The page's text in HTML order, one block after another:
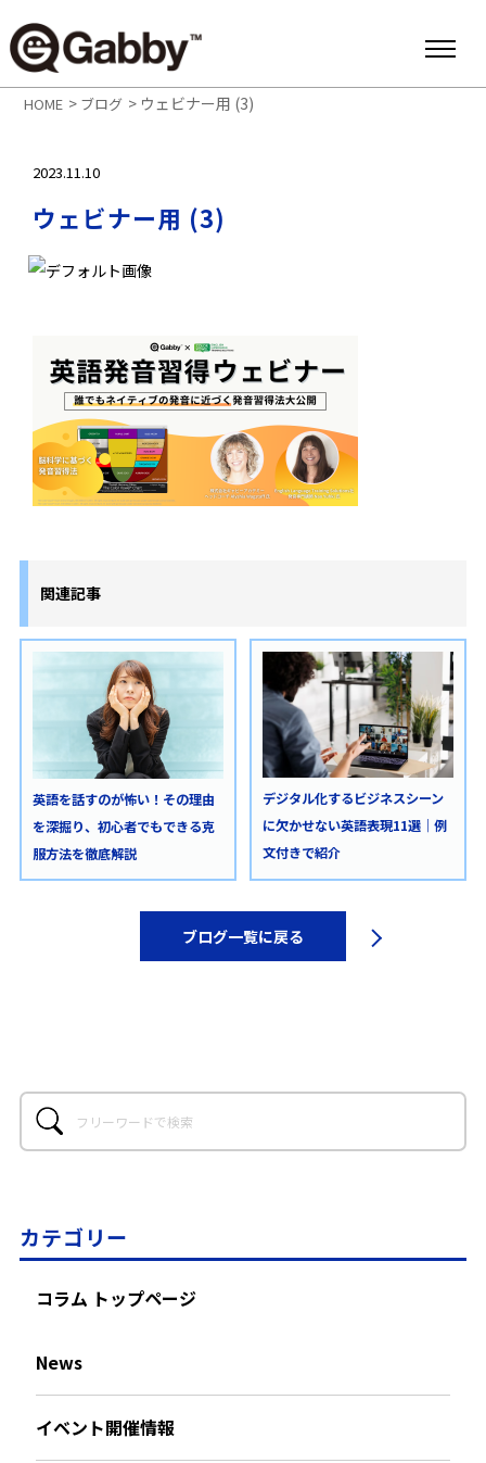
HOME > ブログ > ウェビナー用 (3)
2023.11.10
ウェビナー用 (3)
関連記事
英語を話すのが怖い！その理由
を深掘り、初心者でもできる克
服方法を徹底解説
デジタル化するビジネスシーン
に欠かせない英語表現11選｜例
文付きで紹介
ブログ一覧に戻る
カテゴリー
コラム トップページ
News
イベント開催情報